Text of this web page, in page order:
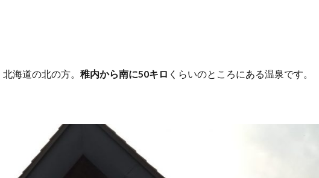
海道の北の方。 稚内から南に50キロ くらいのところにある温泉です。